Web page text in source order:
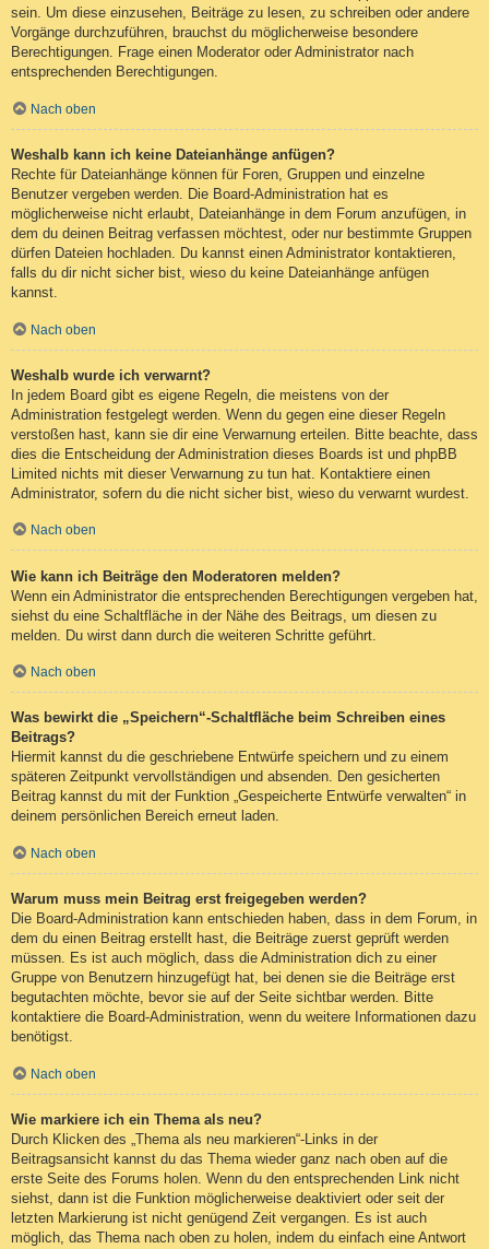
sein. Um diese einzusehen, Beiträge zu lesen, zu schreiben oder andere
Vorgänge durchzuführen, brauchst du möglicherweise besondere
Berechtigungen. Frage einen Moderator oder Administrator nach
entsprechenden Berechtigungen.
Nach oben
Weshalb kann ich keine Dateianhänge anfügen?
Rechte für Dateianhänge können für Foren, Gruppen und einzelne
Benutzer vergeben werden. Die Board-Administration hat es
möglicherweise nicht erlaubt, Dateianhänge in dem Forum anzufügen, in
dem du deinen Beitrag verfassen möchtest, oder nur bestimmte Gruppen
dürfen Dateien hochladen. Du kannst einen Administrator kontaktieren,
falls du dir nicht sicher bist, wieso du keine Dateianhänge anfügen
kannst.
Nach oben
Weshalb wurde ich verwarnt?
In jedem Board gibt es eigene Regeln, die meistens von der
Administration festgelegt werden. Wenn du gegen eine dieser Regeln
verstoßen hast, kann sie dir eine Verwarnung erteilen. Bitte beachte, dass
dies die Entscheidung der Administration dieses Boards ist und phpBB
Limited nichts mit dieser Verwarnung zu tun hat. Kontaktiere einen
Administrator, sofern du die nicht sicher bist, wieso du verwarnt wurdest.
Nach oben
Wie kann ich Beiträge den Moderatoren melden?
Wenn ein Administrator die entsprechenden Berechtigungen vergeben hat,
siehst du eine Schaltfläche in der Nähe des Beitrags, um diesen zu
melden. Du wirst dann durch die weiteren Schritte geführt.
Nach oben
Was bewirkt die „Speichern“-Schaltfläche beim Schreiben eines
Beitrags?
Hiermit kannst du die geschriebene Entwürfe speichern und zu einem
späteren Zeitpunkt vervollständigen und absenden. Den gesicherten
Beitrag kannst du mit der Funktion „Gespeicherte Entwürfe verwalten“ in
deinem persönlichen Bereich erneut laden.
Nach oben
Warum muss mein Beitrag erst freigegeben werden?
Die Board-Administration kann entschieden haben, dass in dem Forum, in
dem du einen Beitrag erstellt hast, die Beiträge zuerst geprüft werden
müssen. Es ist auch möglich, dass die Administration dich zu einer
Gruppe von Benutzern hinzugefügt hat, bei denen sie die Beiträge erst
begutachten möchte, bevor sie auf der Seite sichtbar werden. Bitte
kontaktiere die Board-Administration, wenn du weitere Informationen dazu
benötigst.
Nach oben
Wie markiere ich ein Thema als neu?
Durch Klicken des „Thema als neu markieren“-Links in der
Beitragsansicht kannst du das Thema wieder ganz nach oben auf die
erste Seite des Forums holen. Wenn du den entsprechenden Link nicht
siehst, dann ist die Funktion möglicherweise deaktiviert oder seit der
letzten Markierung ist nicht genügend Zeit vergangen. Es ist auch
möglich, das Thema nach oben zu holen, indem du einfach eine Antwort